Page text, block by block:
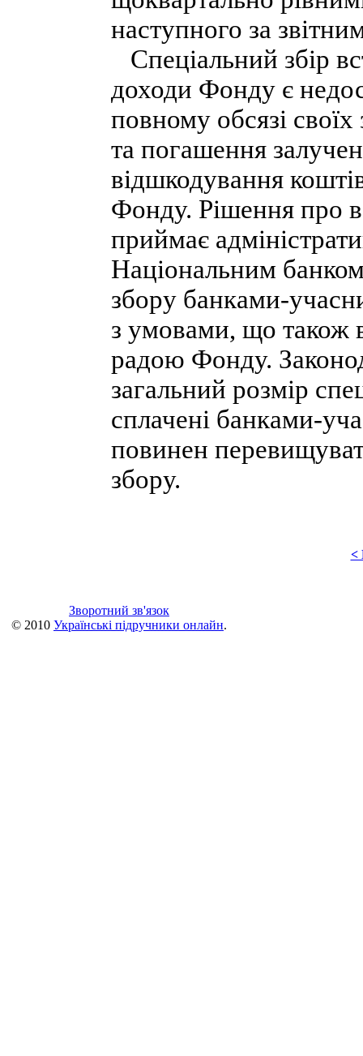
наступного за
Спеціальний збір
доходи Фонду є
повному обсязі
та погашення
відшкодування
Фонду. Рішення про
приймає
Національним
збору банками-
з умовами, що також
радою Фонду.
загальний розмір
сплачені банками-
повинен
збору.
<
Зворотний зв'язок
© 2010 Українські підручники онлайн.